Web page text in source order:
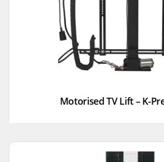
Motorised TV Lift – K-